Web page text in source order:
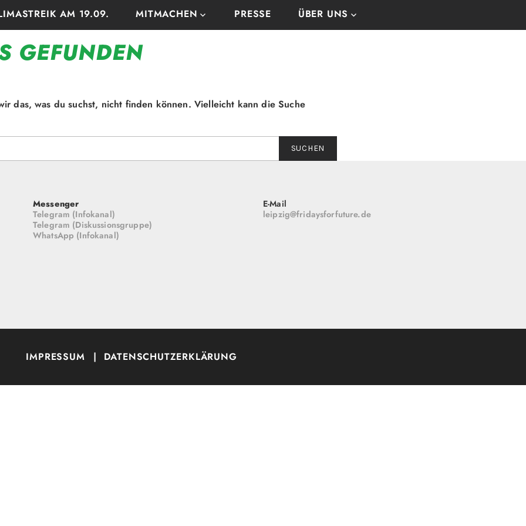
AM 19.09. MITMACHEN PRESSE ÜBER UNS
GEFUNDEN
das, was du suchst, nicht finden können. Vielleicht kann die Suche
Messenger
Telegram (Infokanal)
Telegram (Diskussionsgruppe)
WhatsApp (Infokanal)
E-Mail
leipzig@fridaysforfuture.de
IMPRESSUM | DATENSCHUTZERKLÄRUNG